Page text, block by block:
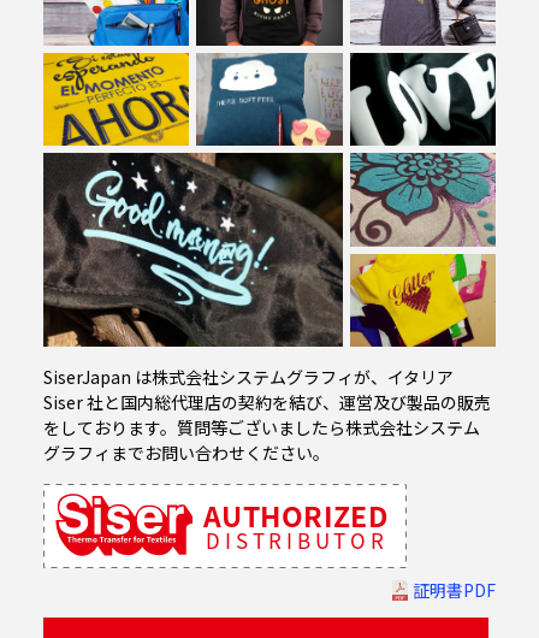
04 05 06
07
SiserJapan は株式会社システムグラフィが、イタリア
Siser 社と国内総代理店の契約を結び、運営及び製品の販売
をしております。質問等ございましたら株式会社システム
グラフィまでお問い合わせください。
証明書PDF